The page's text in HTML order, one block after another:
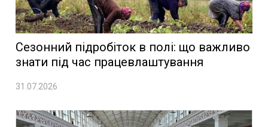
Сезонний підробіток в полі: що важливо
знати під час працевлаштування
31.07.2026